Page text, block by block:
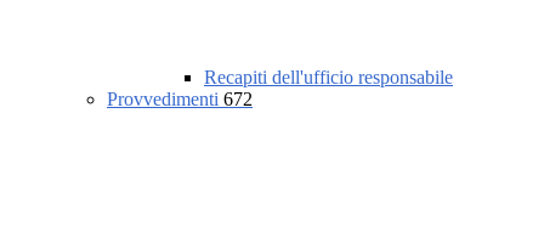
Recapiti dell'ufficio responsabile
Provvedimenti 672